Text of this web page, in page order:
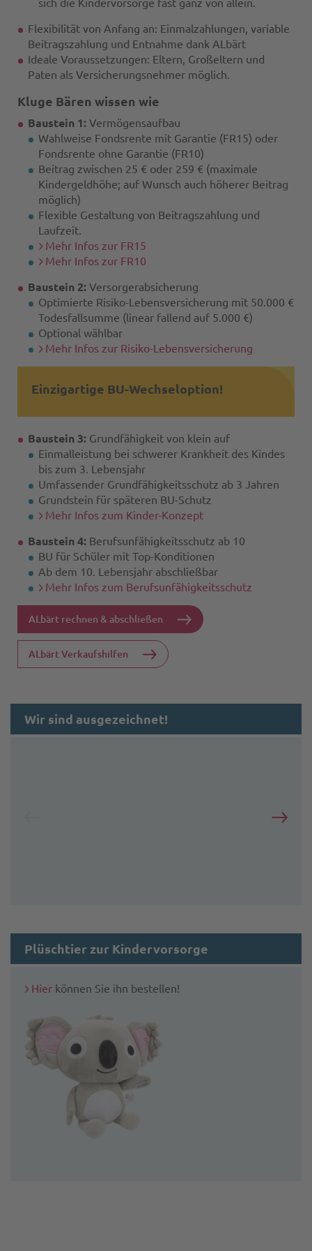
sich die Kindervorsorge fast ganz von allein.
Flexibilität von Anfang an: Einmalzahlungen, variable
Beitragszahlung und Entnahme dank ALbärt
Ideale Voraussetzungen: Eltern, Großeltern und
Paten als Versicherungsnehmer möglich.
Kluge Bären wissen wie
Baustein 1: Vermögensaufbau
Wahlweise Fondsrente mit Garantie (FR15) oder
Fondsrente ohne Garantie (FR10)
Beitrag zwischen 25 € oder 259 € (maximale
Kindergeldhöhe; auf Wunsch auch höherer Beitrag
möglich)
Flexible Gestaltung von Beitragszahlung und
Laufzeit.
Mehr Infos zur FR15
Mehr Infos zur FR10
Baustein 2: Versorgerabsicherung
Optimierte Risiko-Lebensversicherung mit 50.000 €
Todesfallsumme (linear fallend auf 5.000 €)
Optional wählbar
Mehr Infos zur Risiko-Lebensversicherung
Einzigartige BU-Wechseloption!
Baustein 3: Grundfähigkeit von klein auf
Einmalleistung bei schwerer Krankheit des Kindes
bis zum 3. Lebensjahr
Umfassender Grundfähigkeitsschutz ab 3 Jahren
Grundstein für späteren BU-Schutz
Mehr Infos zum Kinder-Konzept
Baustein 4: Berufsunfähigkeitsschutz ab 10
BU für Schüler mit Top-Konditionen
Ab dem 10. Lebensjahr abschließbar
Mehr Infos zum Berufsunfähigkeitsschutz
ALbärt rechnen & abschließen
ALbärt Verkaufshilfen
Wir sind ausgezeichnet!
Plüschtier zur Kindervorsorge
Hier können Sie ihn bestellen!